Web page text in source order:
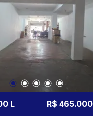
procura um apartamento
localização em
L R$